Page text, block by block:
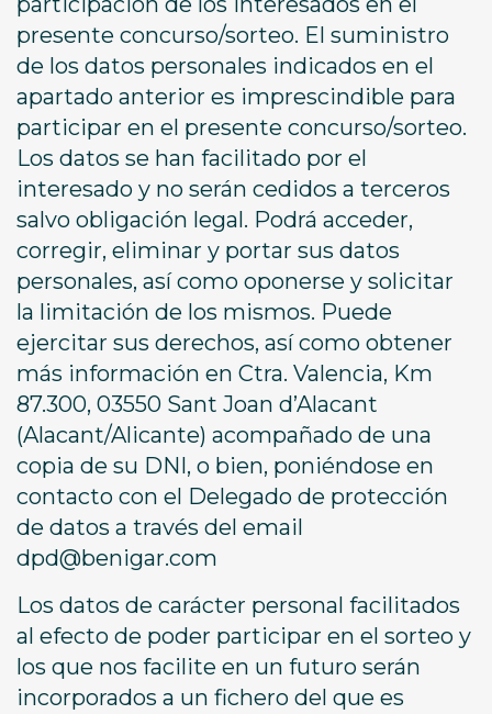
presente concurso/sorteo. El suministro
de los datos personales indicados en el
apartado anterior es imprescindible para
participar en el presente concurso/sorteo.
Los datos se han facilitado por el
interesado y no serán cedidos a terceros
salvo obligación legal. Podrá acceder,
corregir, eliminar y portar sus datos
personales, así como oponerse y solicitar
la limitación de los mismos. Puede
ejercitar sus derechos, así como obtener
más información en Ctra. Valencia, Km
87.300, 03550 Sant Joan d’Alacant
(Alacant/Alicante) acompañado de una
copia de su DNI, o bien, poniéndose en
contacto con el Delegado de protección
de datos a través del email
dpd@benigar.com
Los datos de carácter personal facilitados
al efecto de poder participar en el sorteo y
los que nos facilite en un futuro serán
incorporados a un fichero del que es